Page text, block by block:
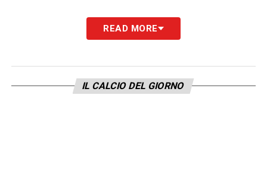
READ MORE
IL CALCIO DEL GIORNO